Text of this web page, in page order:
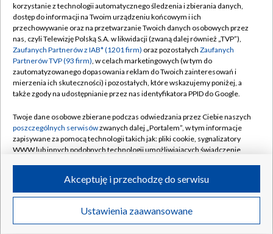
TVP
Abonament TVP
Emisja w TVP
Centrum informacji TVP
Naziemna Telewizja Cyfrowa
Rada Programowa
System NOS
Informacje o nadawcy
Program dla prasy
Ogłoszenie przetargowe
Regulamin TVP
Polityka prywatności
Moje zgody
Pomoc
Kontakt
Kanały
©2026 Telewizja Polska S.A. w likwidacji
korzystanie z technologii automatycznego śledzenia i zbierania danych,
dostęp do informacji na Twoim urządzeniu końcowym i ich
przechowywanie oraz na przetwarzanie Twoich danych osobowych przez
nas, czyli Telewizję Polską S.A. w likwidacji (zwaną dalej również „TVP”),
Zaufanych Partnerów z IAB* (1201 firm) oraz pozostałych Zaufanych
Partnerów TVP (93 firm), w celach marketingowych (w tym do
zautomatyzowanego dopasowania reklam do Twoich zainteresowań i
mierzenia ich skuteczności) i pozostałych, które wskazujemy poniżej, a
także zgody na udostępnianie przez nas identyfikatora PPID do Google.
Twoje dane osobowe zbierane podczas odwiedzania przez Ciebie naszych
poszczególnych serwisówzwanych dalej „Portalem”, w tym informacje
zapisywane za pomocą technologii takich jak: pliki cookie, sygnalizatory
WWW lub innych podobnych technologii umożliwiających świadczenie
ruchu w Internecie.
Twoje dane osobowe zbierane podczas odwiedzania przez Ciebie
poszczególnych serwisówna Portalu, takie jak adresy IP, identyfikatory
Ustawienia zaawansowane
Akceptuję i przechodzę do serwisu